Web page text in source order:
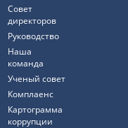
Совет
директоров
Руководство
Наша
команда
Ученый совет
Комплаенс
Картограмма
коррупции